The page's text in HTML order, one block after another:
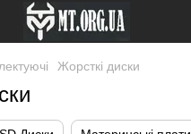
Жорсткі диски